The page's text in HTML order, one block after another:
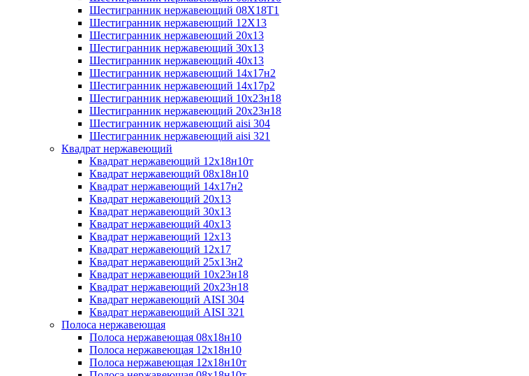
Шестигранник нержавеющий 08Х18Т1
Шестигранник нержавеющий 12Х13
Шестигранник нержавеющий 20х13
Шестигранник нержавеющий 30х13
Шестигранник нержавеющий 40х13
Шестигранник нержавеющий 14х17н2
Шестигранник нержавеющий 14х17р2
Шестигранник нержавеющий 10х23н18
Шестигранник нержавеющий 20х23н18
Шестигранник нержавеющий aisi 304
Шестигранник нержавеющий aisi 321
Квадрат нержавеющий
Квадрат нержавеющий 12х18н10т
Квадрат нержавеющий 08х18н10
Квадрат нержавеющий 14х17н2
Квадрат нержавеющий 20х13
Квадрат нержавеющий 30х13
Квадрат нержавеющий 40х13
Квадрат нержавеющий 12х13
Квадрат нержавеющий 12х17
Квадрат нержавеющий 25х13н2
Квадрат нержавеющий 10х23н18
Квадрат нержавеющий 20х23н18
Квадрат нержавеющий AISI 304
Квадрат нержавеющий AISI 321
Полоса нержавеющая
Полоса нержавеющая 08х18н10
Полоса нержавеющая 12х18н10
Полоса нержавеющая 12х18н10т